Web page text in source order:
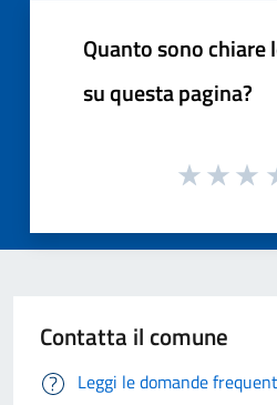
Quanto sono
su questa pagina?
Contatta il comune
Leggi le domande